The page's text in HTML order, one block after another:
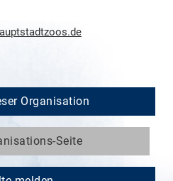
Organisation
Seite